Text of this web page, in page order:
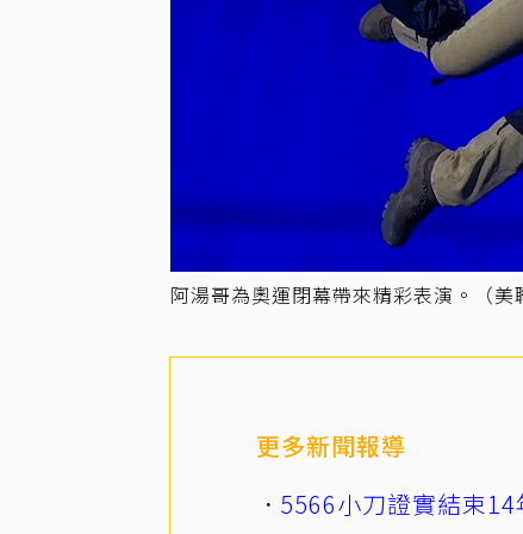
阿湯哥為奧運閉幕帶來精彩表演。（美
更多新聞報導
5566小刀證實結束